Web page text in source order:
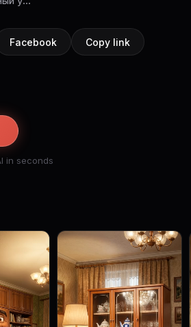
Facebook Copy link
in seconds